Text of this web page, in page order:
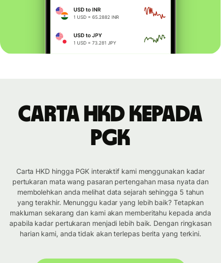
Carta HKD kepada
PGK
Carta HKD hingga PGK interaktif kami menggunakan kadar
pertukaran mata wang pasaran pertengahan masa nyata dan
membolehkan anda melihat data sejarah sehingga 5 tahun
yang terakhir. Menunggu kadar yang lebih baik? Tetapkan
makluman sekarang dan kami akan memberitahu kepada anda
apabila kadar pertukaran menjadi lebih baik. Dengan ringkasan
harian kami, anda tidak akan terlepas berita yang terkini.